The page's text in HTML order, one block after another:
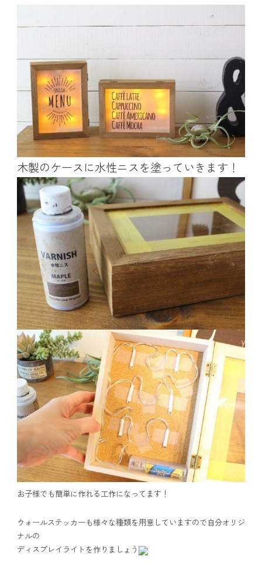
木製のケースに水性ニスを塗っていきます！
お子様でも簡単に作れる工作になってます！
ウォールステッカーも様々な種類を用意していますので自分オリジ
ナルの
ディスプレイライトを作りましょう